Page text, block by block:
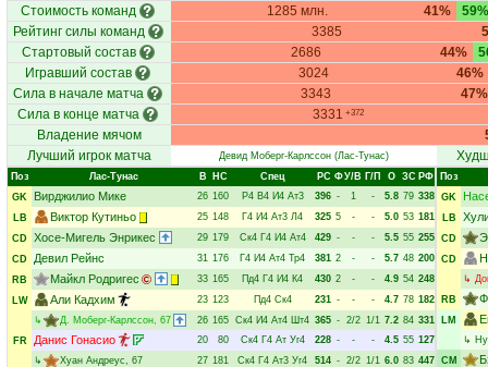
Стоимость команд 1285 млн. 41%
59%
Рейтинг силы команд
3385
Стартовый состав
2686 44%
Игравший состав
3024
46%
Сила в начале матча
3343
47%
Сила в конце матча
3331 +372
Владение мячом
Лучший игрок матча
Девид Моберг-Карлссон (Лас-Тунас)
Поз Лас-Тунас В НC Спец РC ФУ/В Г/П О ЗС РФ
GK
Вирджилио Мике 26 160 Р4 В4 И4 Ат3 396 - 1 - 5.8 79 338
LB
Виктор Кутиньо 25 148 Г4 И4 Ат3 Л4 325 5 - - 5.0 53 181
CD Хосе-Мигель Энрикес 29 179 Ск4 Г4 И4 Ат4 429 - - - 5.5 55 255
CD
Девил Рейнс 31 176 Г4 И4 Ат4 Тр4 381 2 - - 5.7 48 200
RB
Майкл Родригес 33 165 Пд4 Г4 И4 К4 430 2 - - 4.9 54 248
LW
Али Кадхим 23 123 Пд4 Ск4 231 - - - 4.7 78 182
↳
Д. Моберг-Карлссон, 67 26 165 Ск4 И4 Ат4 Шт4 365 - 2/2 1/1 7.2 84 331
FR
Данис Гонасио 20 80 Ск4 Г4 Ат Уг4 228 - - - 4.5 55 127
↳
Хуан Андреус, 67 27 181 Ск4 Г4 Ат3 Уг4 514 - 2/2 1/1 6.0 83 447
Поз
GK
LB
CD
CD
↳
RB
LM
↳
CM